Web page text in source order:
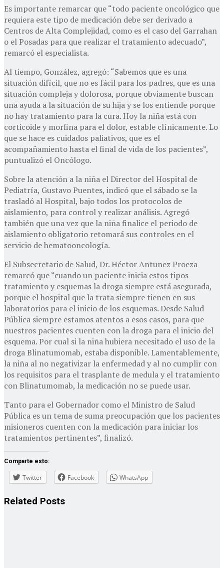
Es importante remarcar que “todo paciente oncológico que
requiera este tipo de medicación debe ser derivado a
Centros de Alta Complejidad, como es el caso del Garrahan
o el Posadas para que realizar el tratamiento adecuado”,
remarcó el especialista.
Al tiempo, González, agregó: “Sabemos que es una
situación difícil, que no es fácil para los padres, que es una
situación compleja y dolorosa, porque obviamente buscan
una ayuda a la situación de su hija y se los entiende porque
no hay tratamiento para la cura. Hoy la niña está con
corticoide y morfina para el dolor, estable clínicamente. Lo
que se hace es cuidados paliativos, que es el
acompañamiento hasta el final de vida de los pacientes”,
puntualizó el Oncólogo.
Sobre la atención a la niña el Director del Hospital de
Pediatría, Gustavo Puentes, indicó que el sábado se la
trasladó al Hospital, bajo todos los protocolos de
aislamiento, para control y realizar análisis. Agregó
también que una vez que la niña finalice el periodo de
aislamiento obligatorio retomará sus controles en el
servicio de hematooncología.
El Subsecretario de Salud, Dr. Héctor Antunez Proeza
remarcó que “cuando un paciente inicia estos tipos
tratamiento y esquemas la droga siempre está asegurada,
porque el hospital que la trata siempre tienen en sus
laboratorios para el inicio de los esquemas. Desde Salud
Pública siempre estamos atentos a esos casos, para que
nuestros pacientes cuenten con la droga para el inicio del
esquema. Por cual si la niña hubiera necesitado el uso de la
droga Blinatumomab, estaba disponible. Lamentablemente,
la niña al no negativizar la enfermedad y al no cumplir con
los requisitos para el trasplante de medula y el tratamiento
con Blinatumomab, la medicación no se puede usar.
Tanto para el Gobernador como el Ministro de Salud
Pública es un tema de suma preocupación que los pacientes
misioneros cuenten con la medicación para iniciar los
tratamientos pertinentes”, finalizó.
Comparte esto:
Twitter Facebook WhatsApp
Related Posts